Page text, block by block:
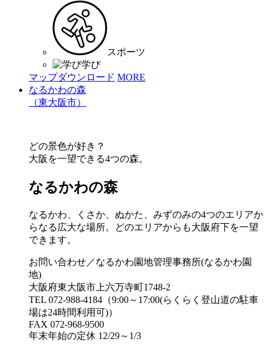
スポーツ
学び
マップダウンロード MORE
なるかわの森
（東大阪市）
どの景色が好き？
大阪を一望できる4つの森。
なるかわの森
なるかわ、くさか、ぬかた、みずのみの4つのエリアか
らなる広大な場所。どのエリアからも大阪府下を一望
できます。
お問い合わせ／なるかわ園地管理事務所(なるかわ園
地)
大阪府東大阪市上六万寺町1748-2
TEL 072-988-4184（9:00～17:00(らくらく登山道の駐車
場は24時間利用可)）
FAX 072-968-9500
年末年始の定休 12/29～1/3